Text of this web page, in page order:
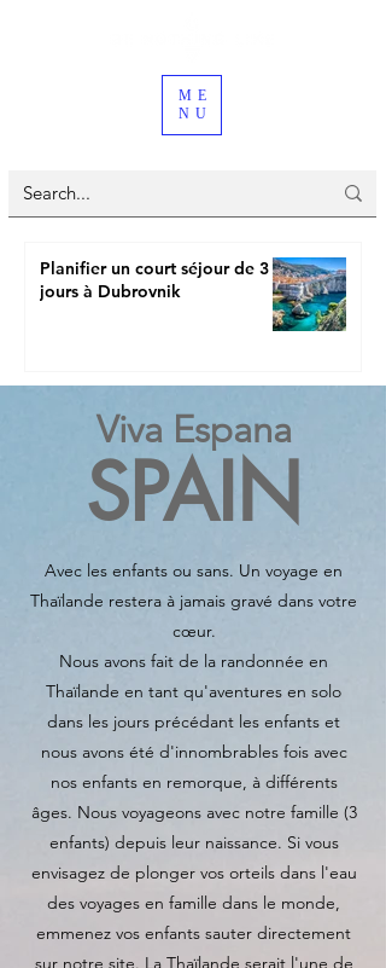
ME
NU
Planifier un court séjour de 3
jours à Dubrovnik
Viva Espana
SPAIN
Avec les enfants ou sans. Un voyage en
Thaïlande restera à jamais gravé dans votre
cœur.
Nous avons fait de la randonnée en
Thaïlande en tant qu'aventures en solo
dans les jours précédant les enfants et
nous avons été d'innombrables fois avec
nos enfants en remorque, à différents
âges. Nous voyageons avec notre famille (3
enfants) depuis leur naissance. Si vous
envisagez de plonger vos orteils dans l'eau
des voyages en famille dans le monde,
emmenez vos enfants sauter directement